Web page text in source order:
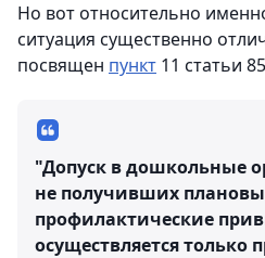
Но вот относительно
ситуация существенно
посвящен пункт 11 статьи
"Допуск в дошкольные
не получивших
профилактические
осуществляется только